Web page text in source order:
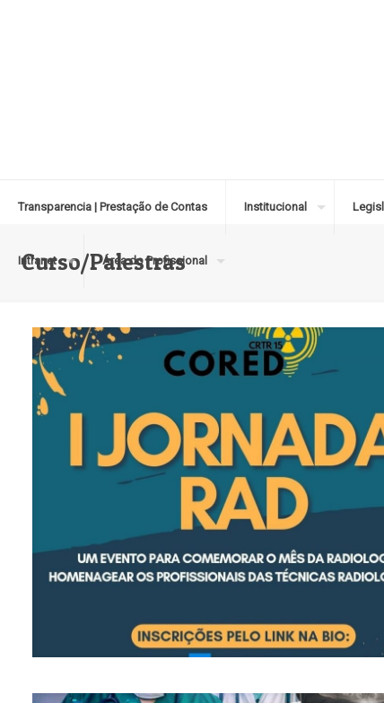
Transparencia | Prestação de Contas Institucional
Intranet Área do Profissional
Curso/Palestras